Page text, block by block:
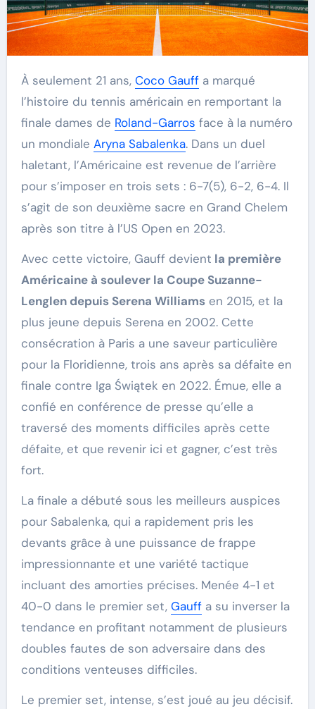
À seulement 21 ans, Coco Gauffa marqué
l’histoire du tennis américain en remportant la
finale dames de Roland-Garros face à la numéro
un mondiale Aryna Sabalenka. Dans un duel
haletant, l’Américaine est revenue de l’arrière
pour s’imposer en trois sets : 6-7(5), 6-2, 6-4. Il
s’agit de son deuxième sacre en Grand Chelem
après son titre à l’US Open en 2023.
Avec cette victoire, Gauff devient la première
Américaine à soulever la Coupe Suzanne-
Lenglen depuis Serena Williamsen 2015, et la
plus jeune depuis Serena en 2002. Cette
consécration à Paris a une saveur particulière
pour la Floridienne, trois ans après sa défaite en
finale contre Iga Świątek en 2022. Émue, elle a
confié en conférence de presse qu’elle a
traversé des moments difficiles après cette
défaite, et que revenir ici et gagner, c’est très
fort.
La finale a débuté sous les meilleurs auspices
pour Sabalenka, qui a rapidement pris les
devants grâce à une puissance de frappe
impressionnante et une variété tactique
incluant des amorties précises. Menée 4-1 et
40-0 dans le premier set, Gauffa su inverser la
tendance en profitant notamment de plusieurs
doubles fautes de son adversaire dans des
conditions venteuses difficiles.
Le premier set, intense, s’est joué au jeu décisif.